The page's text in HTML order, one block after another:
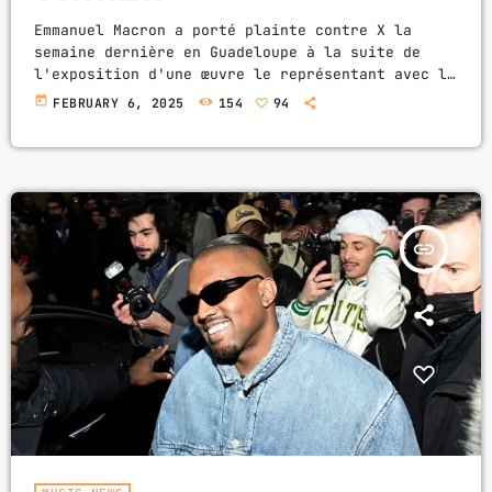
Emmanuel Macron a porté plainte contre X la
semaine dernière en Guadeloupe à la suite de
l'exposition d'une œuvre le représentant avec la
tête coupée. Emmanuel Macron a porté plainte
Pointe-à-Pitre à l'AFP. "Le président a déposé
plainte et un juge […]
today FEBRUARY 6, 2025 154 94
insert_link